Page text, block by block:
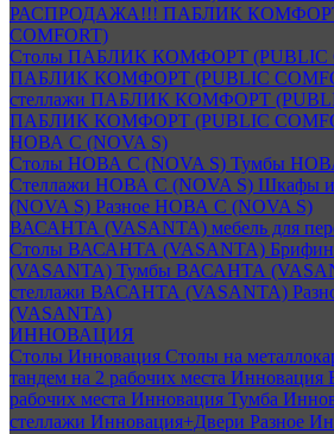
РАСПРОДАЖА!!! ПАБЛИК КОМФОРТ
COMFORT)
Столы ПАБЛИК КОМФОРТ (PUBLIC
ПАБЛИК КОМФОРТ (PUBLIC
стеллажи ПАБЛИК КОМФОРТ
ПАБЛИК КОМФОРТ (PUBLIC
НОВА С (NOVA S)
Столы НОВА С (NOVA S) Тумбы
Стеллажи НОВА С (NOVA S) Шкафы
(NOVA S) Разное НОВА С (NOVA S)
ВАСАНТА (VASANTA) мебель для
Столы ВАСАНТА (VASANTA)
(VASANTA) Тумбы ВАСАНТА
стеллажи ВАСАНТА (VASANTA)
(VASANTA)
ИННОВАЦИЯ
Столы Инновация Столы на
тандем на 2 рабочих места Инновация
рабочих места Инновация Тумба
стеллажи Инновация+Двери Разное